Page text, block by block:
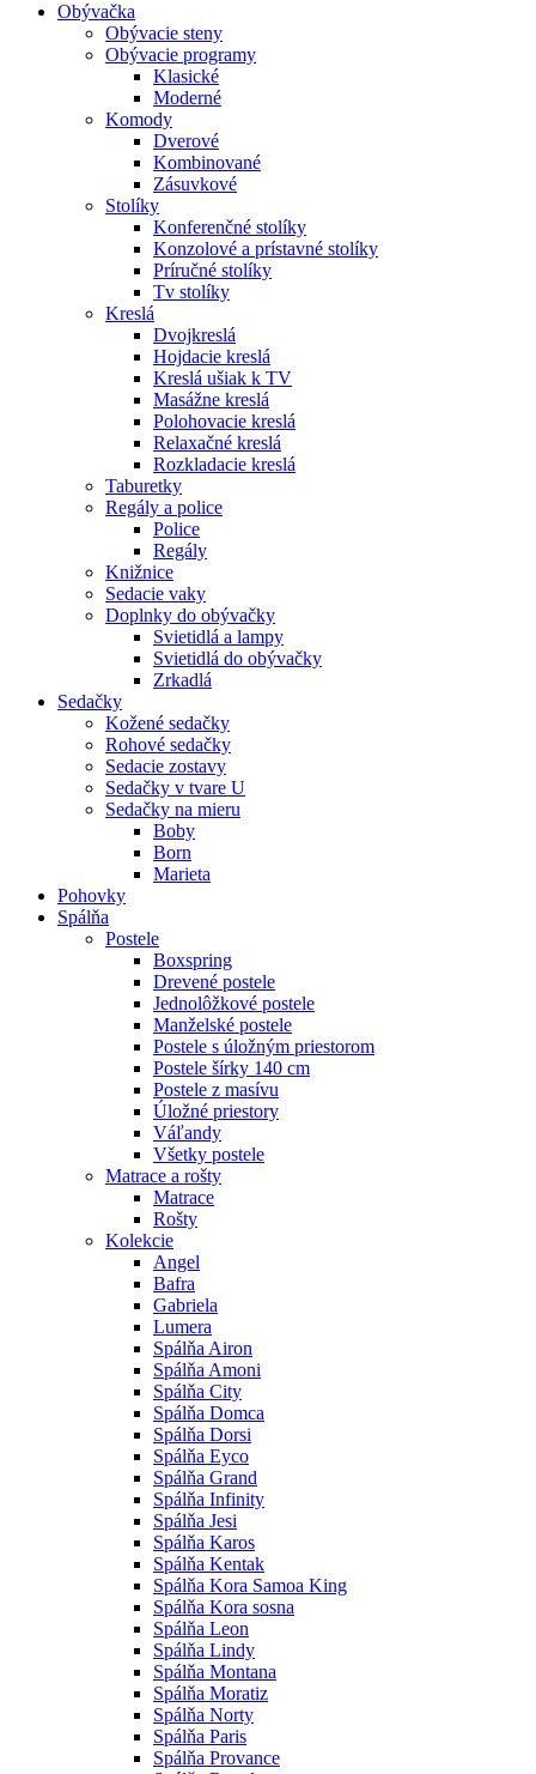
Obývačka
Obývacie steny
Obývacie programy
Klasické
Moderné
Komody
Dverové
Kombinované
Zásuvkové
Stolíky
Konferenčné stolíky
Konzolové a prístavné stolíky
Príručné stolíky
Tv stolíky
Kreslá
Dvojkreslá
Hojdacie kreslá
Kreslá ušiak k TV
Masážne kreslá
Polohovacie kreslá
Relaxačné kreslá
Rozkladacie kreslá
Taburetky
Regály a police
Police
Regály
Knižnice
Sedacie vaky
Doplnky do obývačky
Svietidlá a lampy
Svietidlá do obývačky
Zrkadlá
Sedačky
Kožené sedačky
Rohové sedačky
Sedacie zostavy
Sedačky v tvare U
Sedačky na mieru
Boby
Born
Marieta
Pohovky
Spálňa
Postele
Boxspring
Drevené postele
Jednolôžkové postele
Manželské postele
Postele s úložným priestorom
Postele šírky 140 cm
Postele z masívu
Úložné priestory
Váľandy
Všetky postele
Matrace a rošty
Matrace
Rošty
Kolekcie
Angel
Bafra
Gabriela
Lumera
Spálňa Airon
Spálňa Amoni
Spálňa City
Spálňa Domca
Spálňa Dorsi
Spálňa Eyco
Spálňa Grand
Spálňa Infinity
Spálňa Jesi
Spálňa Karos
Spálňa Kentak
Spálňa Kora Samoa King
Spálňa Kora sosna
Spálňa Leon
Spálňa Lindy
Spálňa Montana
Spálňa Moratiz
Spálňa Norty
Spálňa Paris
Spálňa Provance